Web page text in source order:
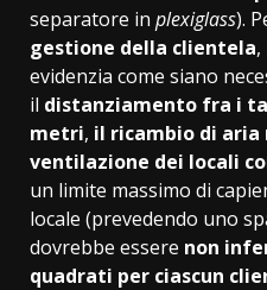
separatore in plexiglass).
gestione della clientela
evidenzia come siano
il distanziamento fra i
metri, il ricambio di aria
ventilazione dei locali
un limite massimo di
locale (prevedendo uno
dovrebbe essere non
quadrati per ciascun